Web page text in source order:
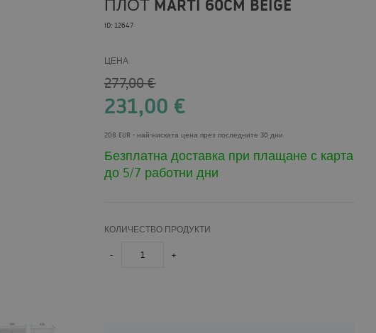
ПЛОТ MARTI 60CM BEIGE
ID: 12647
ЦЕНА
277,00€
231,00 €
208 EUR - най-ниската цена през последните 30 дни
Безплатна доставка при плащане с карта
до 5/7 работни дни
КОЛИЧЕСТВО ПРОДУКТИ
- +